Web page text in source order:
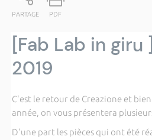
PARTAGE PDF
[Fab Lab in giru
2019
C'est le retour de Creazione et
année, on vous présentera
D'une part les pièces qui ont été